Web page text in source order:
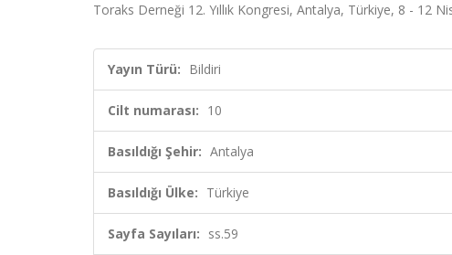
Toraks Derneği 12. Yıllık Kongresi, Antalya, Türkiye, 8 - 12
Yayın Türü: Bildiri
Cilt numarası: 10
Basıldığı Şehir: Antalya
Basıldığı Ülke: Türkiye
Sayfa Sayıları: ss.59